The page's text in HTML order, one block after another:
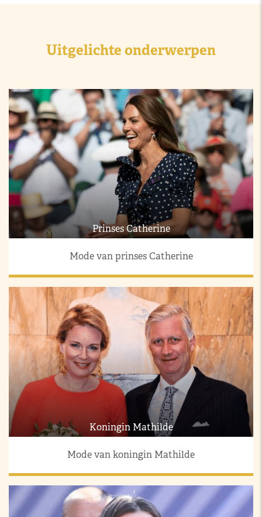
Uitgelichte onderwerpen
Prinses Catherine
Mode van prinses Catherine
Koningin Mathilde
Mode van koningin Mathilde